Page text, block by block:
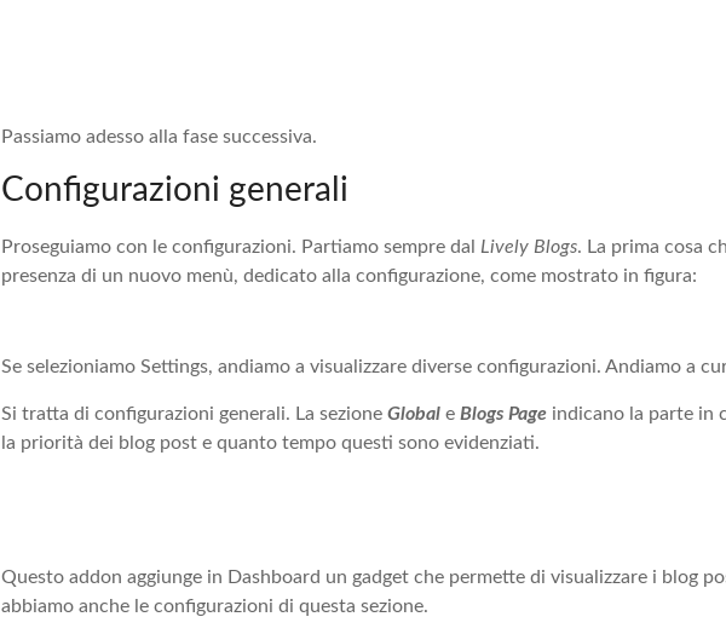
Passiamo adesso alla fase successiva.
Configurazioni generali
Proseguiamo con le configurazioni. Partiamo sempre dal Lively Blogs. La prima cosa
presenza di un nuovo menù, dedicato alla configurazione, come mostrato in figura:
Se selezioniamo Settings, andiamo a visualizzare diverse configurazioni. Andiamo a
Si tratta di configurazioni generali. La sezione Global e Blogs Page indicano la parte in
la priorità dei blog post e quanto tempo questi sono evidenziati.
Questo addon aggiunge in Dashboard un gadget che permette di visualizzare i blog
abbiamo anche le configurazioni di questa sezione.